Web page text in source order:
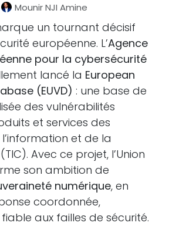
Mounir NJI Amine
un tournant décisif
européenne. L’Agence
pour la cybersécurité
lancé la European
(EUVD) : une base de
des vulnérabilités
et services des
et de la
Avec ce projet, l’Union
son ambition de
numérique, en
coordonnée,
aux failles de sécurité.